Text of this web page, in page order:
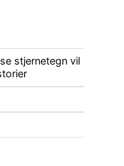
stjernetegn vil